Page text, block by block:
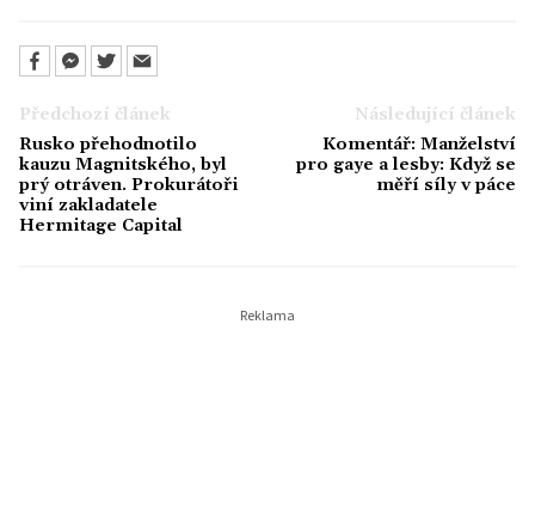
Předchozí článek
Rusko přehodnotilo
kauzu Magnitského, byl
prý otráven. Prokurátoři
viní zakladatele
Hermitage Capital
Následující článek
Komentář: Manželství
pro gaye a lesby: Když se
měří síly v páce